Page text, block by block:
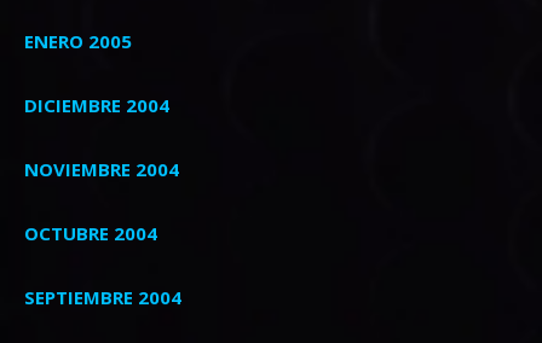
ENERO 2005
DICIEMBRE 2004
NOVIEMBRE 2004
OCTUBRE 2004
SEPTIEMBRE 2004